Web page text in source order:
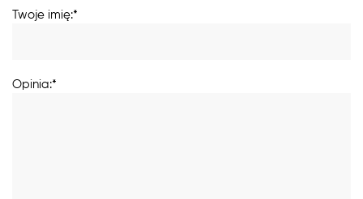
Twoje imię:*
Opinia:*